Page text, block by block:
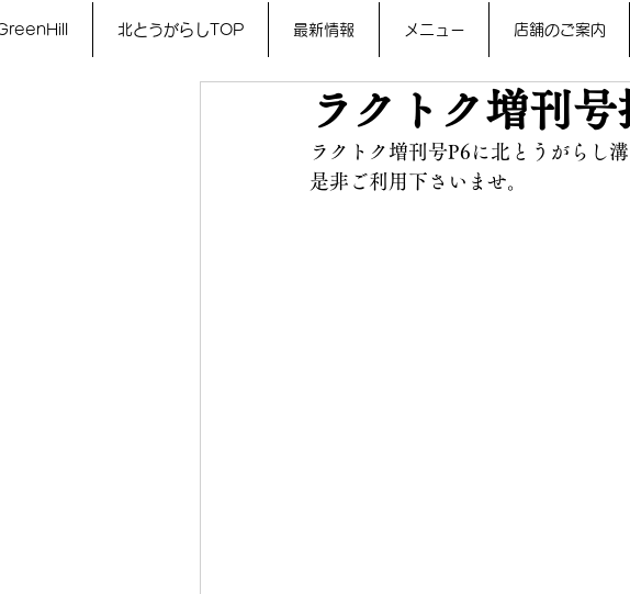
北とうがらしTOP 最新情報 メニュー 店舗のご案内
ラクトク増刊号
ラクトク増刊号P6に北とうがらし
是非ご利用下さいませ。